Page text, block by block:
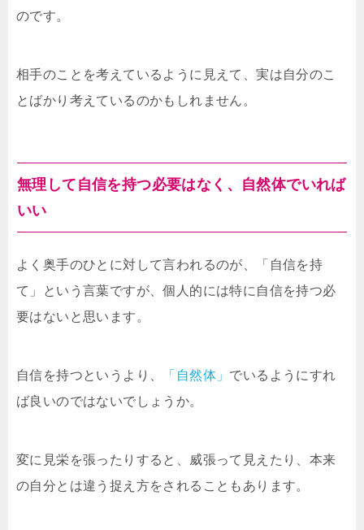
のです。
相手のことを考えているように見えて、実は自分のこ
とばかり考えているのかもしれません。
無理して自信を持つ必要はなく、自然体でいれば
いい
よく奥手のひとに対して言われるのが、「自信を持
て」という言葉ですが、個人的には特に自信を持つ必
要はないと思います。
自信を持つというより、 「自然体」 でいるようにすれ
ば良いのではないでしょうか。
変に見栄を張ったりすると、威張って見えたり、本来
の自分とは違う捉え方をされることもあります。